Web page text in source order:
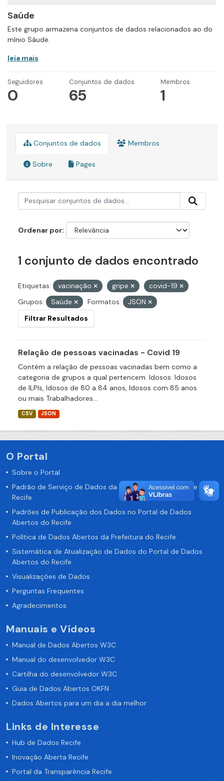
Saúde
Este grupo armazena conjuntos de dados relacionados ao do
mínio Sáude.
leia mais
Seguidores
0
Conjuntos de dados
65
Membros
1
Conjuntos de dados Membros
Sobre Pages
Ordenar por
1 conjunto de dados encontrado
Etiquetas: vacinação gripe
covid-19
Grupos:
Saúde Formatos:
JSON
Filtrar Resultados
Relação de pessoas vacinadas - Covid 19
Contém a relação de pessoas vacinadas bem como a
categoria de grupos a qual pertencem. Idosos: Idosos
de ILPIs, Idosos de 80 a 84 anos, Idosos com 85 anos
ou mais Trabalhadores...
CSV JSON
O Portal
Sobre o Portal
Padrão de Serviço de Dados da Prefeitura da Cidade de
Recife
Padrões de Publicação dos Dados no Portal de Dados
Abertos do Recife
Política de Dados Abertos da Prefeitura do Recife
Sistemática de Atualização de Dados do Portal de Dados
Abertos do Recife
Visualizações de Dados
Perguntas Frequentes
Agradecimentos
Manuais e Vídeos
Manual de Dados Abertos W3C
Manual do desenvolvedor W3C
Cartilha do desenvolvedor W3C
Guia de Dados Abertos OKFN
Dados Abertos para um dia a dia melhor
Links de Interesse
Hub de Dados Recife
Inovação Aberta Recife
Portal da Transparência Recife